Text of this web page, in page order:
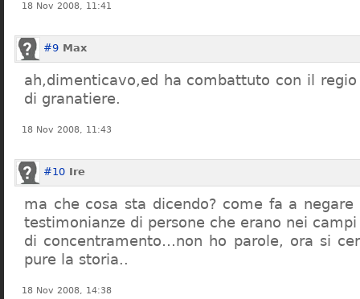
18 Nov 2008, 11:41
#9 Max
ah,dimenticavo,ed ha combattuto con il
di granatiere.
18 Nov 2008, 11:43
#10 Ire
ma che cosa sta dicendo? come fa a
testimonianze di persone che erano nei campi
di concentramento…non ho parole, ora si
pure la storia..
18 Nov 2008, 14:38